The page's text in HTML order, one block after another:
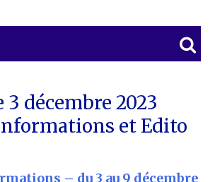
décembre 2023
et Edito
– du 3 au 9 décembre